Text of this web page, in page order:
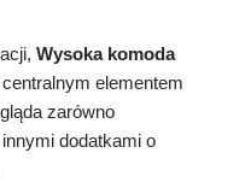
Wysoka komoda
elementem
zarówno
dodatkami o